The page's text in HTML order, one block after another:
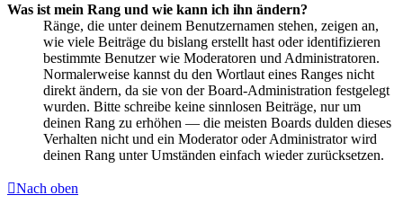
Was ist mein Rang und wie kann ich ihn ändern?
Ränge, die unter deinem Benutzernamen stehen, zeigen an,
wie viele Beiträge du bislang erstellt hast oder identifizieren
bestimmte Benutzer wie Moderatoren und Administratoren.
Normalerweise kannst du den Wortlaut eines Ranges nicht
direkt ändern, da sie von der Board-Administration festgelegt
wurden. Bitte schreibe keine sinnlosen Beiträge, nur um
deinen Rang zu erhöhen — die meisten Boards dulden dieses
Verhalten nicht und ein Moderator oder Administrator wird
deinen Rang unter Umständen einfach wieder zurücksetzen.
Nach oben